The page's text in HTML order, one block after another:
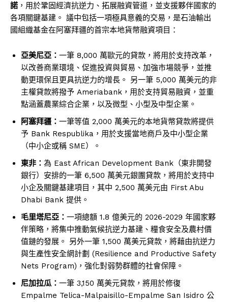
諾 ，用於鞏固經濟抗逆力、拓展融資管道，並支援夥伴國家的
各項關鍵基建。 議中包括一項極具意義的交易，是石油輸出
國組織基金在阿塞拜疆的首宗本地貨幣融資項目：
亞美尼亞： 一筆 8,000 萬歐元的貸款，將用於支持改革，
以改善商業環境、促進投資與貿易、加強市場競爭，並推
動更環保且更具抗逆力的增長。 另一筆 5,000 萬美元的非
主權貸款將撥予 Ameriabank，用於支持貿易融資，並重
點涵蓋農業綜合企業，以及微型、小型及中型企業。
阿塞拜疆： 一筆等值 2,000 萬美元的本地貨幣貸款將提供
予 Bank Respublika，用於支援當地商戶及中小型企業
（中小企或稱 SME）。
東非： 為 East African Development Bank（東非開發
銀行）安排的一筆 6,500 萬美元銀團貸款，將用於支持中
小企及關鍵基建項目，其中 2,500 萬美元由 First Abu
Dhabi Bank 提供。
毛里塔尼亞： 一項總額 1.8 億美元的 2026-2029 年國家夥
伴策略，將集中推動氣候抗逆力基建、糧食安全及農村價
值鏈的發展。 另外一筆 1,500 萬美元貸款，將藉由抗逆力
與生產性安全網計劃 (Resilience and Productive Safety
Nets Program)，強化對弱勢群體的社會保障。
尼加拉瓜： 一筆 3,150 萬美元貸款，將用於修復
Empalme Telica-Malpaisillo-Empalme San Isidro 公